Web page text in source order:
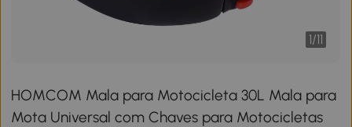
1/11
HOMCOM Mala para Motocicleta 30L Mala para
Mota Universal com Chaves para Motocicletas